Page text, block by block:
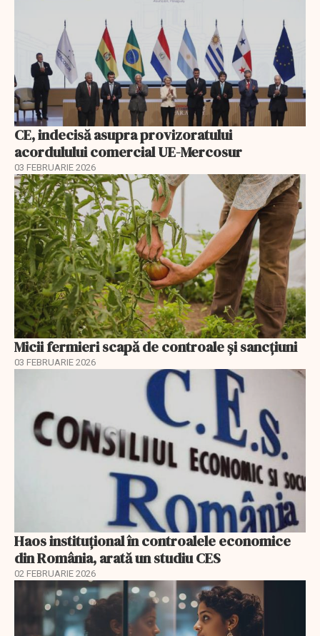
CE, indecisă asupra provizoratului
acordulului comercial UE-Mercosur
03 FEBRUARIE 2026
Micii fermieri scapă de controale și sancțiuni
03 FEBRUARIE 2026
Haos instituțional în controalele economice
din România, arată un studiu CES
02 FEBRUARIE 2026